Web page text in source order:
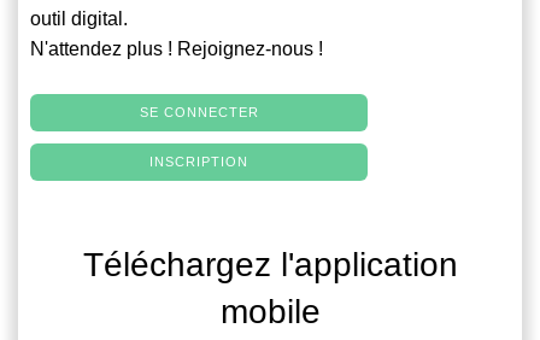
outil digital.
N'attendez plus ! Rejoignez-nous !
SE CONNECTER
INSCRIPTION
Téléchargez l'application
mobile